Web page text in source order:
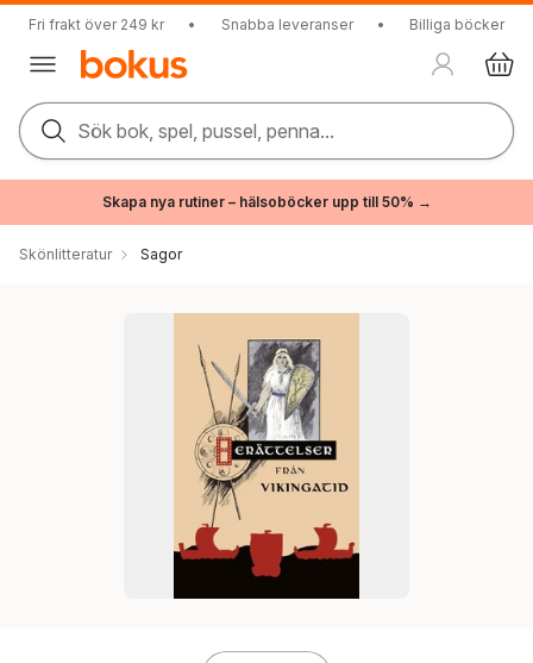
Fri frakt över 249 kr • Snabba leveranser • Billiga böcker
Sök bok, spel, pussel, penna...
Skapa nya rutiner – hälsoböcker upp till 50% →
Skönlitteratur Sagor